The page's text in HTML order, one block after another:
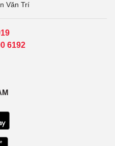
Văn Trí
6192